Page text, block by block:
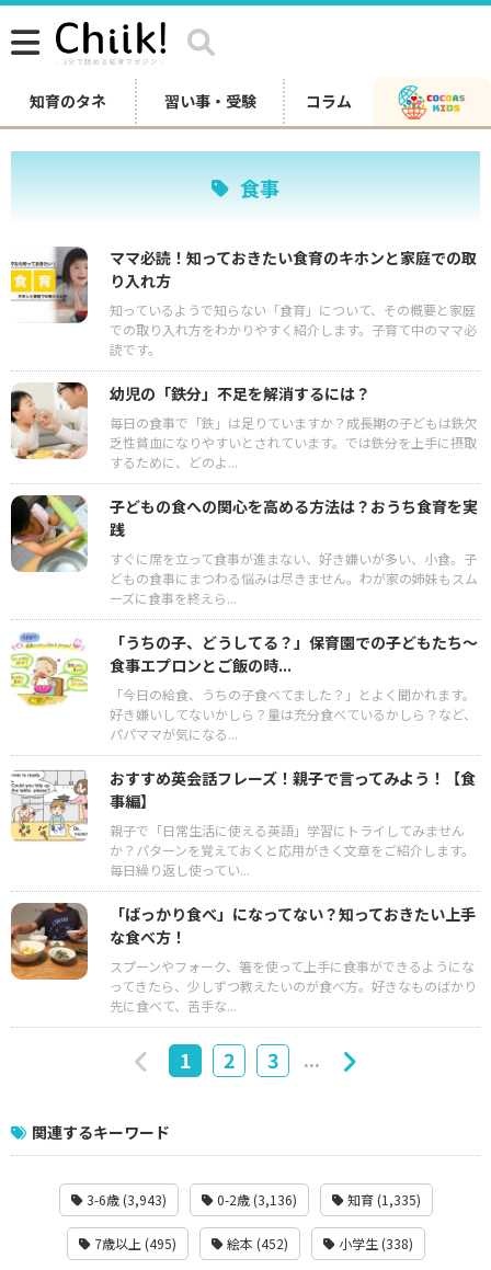
知育のタネ 習い事・受験 コラム
食事
ママ必読！知っておきたい食育のキホンと家庭での取
り入れ方
知っているようで知らない「食育」について、その概要と家庭
での取り入れ方をわかりやすく紹介します。子育て中のママ必
読です。
幼児の「鉄分」不足を解消するには？
毎日の食事で「鉄」は足りていますか？成長期の子どもは鉄欠
乏性貧血になりやすいとされています。では鉄分を上手に摂取
するために、どのよ...
子どもの食への関心を高める方法は？おうち食育を実
践
すぐに席を立って食事が進まない、好き嫌いが多い、小食。子
どもの食事にまつわる悩みは尽きません。わが家の姉妹もスム
ーズに食事を終えら...
「うちの子、どうしてる？」保育園での子どもたち～
食事エプロンとご飯の時...
「今日の給食、うちの子食べてました？」とよく聞かれます。
好き嫌いしてないかしら？量は充分食べているかしら？など、
パパママが気になる...
おすすめ英会話フレーズ！親子で言ってみよう！【食
事編】
親子で「日常生活に使える英語」学習にトライしてみません
か？パターンを覚えておくと応用がきく文章をご紹介します。
毎日繰り返し使ってい...
「ばっかり食べ」になってない？知っておきたい上手
な食べ方！
スプーンやフォーク、箸を使って上手に食事ができるようにな
ってきたら、少しずつ教えたいのが食べ方。好きなものばかり
先に食べて、苦手な...
1 2 3 ...
関連するキーワード
3-6歳 (3,943) 0-2歳 (3,136) 知育 (1,335)
7歳以上 (495) 絵本 (452) 小学生 (338)